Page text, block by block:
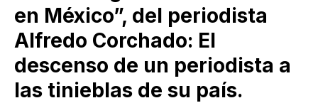
en México”, del periodista
Alfredo Corchado: El
descenso de un periodista a
las tinieblas de su país.